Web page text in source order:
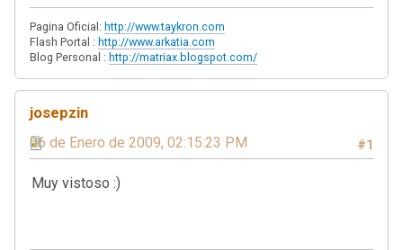
Pagina Oficial: http://www.taykron.com
Flash Portal : http://www.arkatia.com
Blog Personal : http://matriax.blogspot.com/
josepzin
#1
06 de Enero de 2009, 02:15:23 PM
Muy vistoso :)